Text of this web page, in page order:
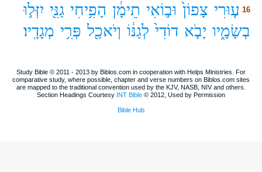
16 ע֤וּרִי צָפוֹן֙ וּב֣וֹאִי תֵימָ֔ן הָפִ֥יחִי גַנִּ֖י יִזְּל֣וּ
בְשָׂמָ֑יו יָבֹ֤א דוֹדִי֙ לְגַנּ֔וֹ וְיֹאכַ֖ל פְּרִ֥י מְגָדָֽיו׃
Study Bible © 2011 - 2013 by Biblos.com in cooperation with Helps Ministries. For
comparative study, where possible, chapter and verse numbers on Biblos.com sites
are mapped to the traditional convention used by the KJV, NASB, NIV and others.
Section Headings Courtesy INT Bible © 2012, Used by Permission
Bible Hub